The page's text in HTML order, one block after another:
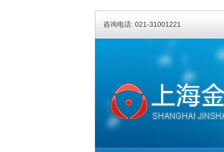
咨询电话: 021-31001221